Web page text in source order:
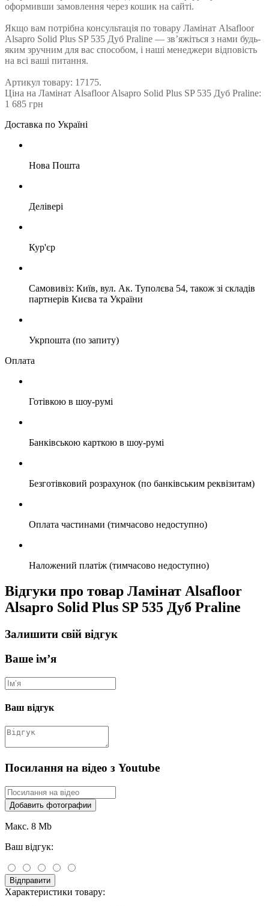
оформивши замовлення через кошик на сайті.
Якщо вам потрібна консультація по товару Ламінат Alsafloor
Alsapro Solid Plus SP 535 Дуб Praline — зв’яжіться з нами будь-
яким зручним для вас способом, і наші менеджери відповість
на всі ваші питання.
Артикул товару: 17175.
Ціна на Ламінат Alsafloor Alsapro Solid Plus SP 535 Дуб Praline:
1 685 грн
Доставка по Україні
Нова Пошта
Делівері
Кур'єр
Самовивіз: Київ, вул. Ак. Туполєва 54, також зі складів
партнерів Києва та України
Укрпошта (по запиту)
Оплата
Готівкою в шоу-румі
Банківською карткою в шоу-румі
Безготівковий розрахунок (по банківським реквізитам)
Оплата частинами (тимчасово недоступно)
Наложений платіж (тимчасово недоступно)
Відгуки про товар Ламінат Alsafloor
Alsapro Solid Plus SP 535 Дуб Praline
Залишити свій відгук
Ваше ім’я
Ваш відгук
Посилання на відео з Youtube
Добавить фотографии
Макс. 8 Mb
Ваш відгук:
Відправити
Характеристики товару: